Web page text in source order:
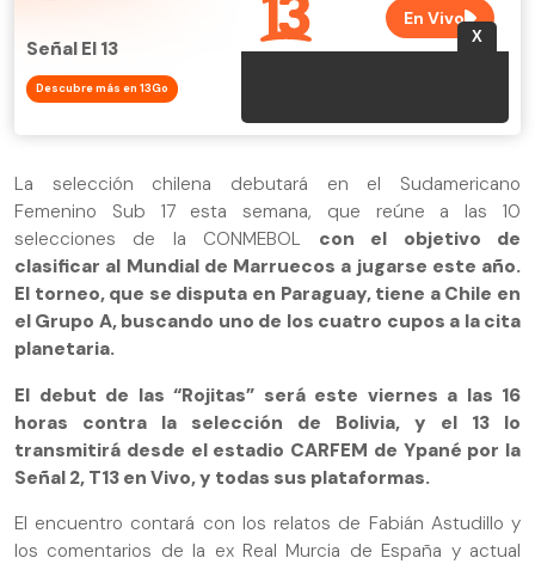
Señal El 13
Descubre más en 13Go
La selección chilena debutará en el Sudamericano
Femenino Sub 17 esta semana, que reúne a las 10
selecciones de la CONMEBOL con el objetivo de
clasificar al Mundial de Marruecos a jugarse este año.
El torneo, que se disputa en Paraguay, tiene a Chile en
el Grupo A, buscando uno de los cuatro cupos a la cita
planetaria.
El debut de las “Rojitas” será este viernes a las 16
horas contra la selección de Bolivia, y el 13 lo
transmitirá desde el estadio CARFEM de Ypané por la
Señal 2, T13 en Vivo, y todas sus plataformas.
El encuentro contará con los relatos de Fabián Astudillo y
los comentarios de la ex Real Murcia de España y actual